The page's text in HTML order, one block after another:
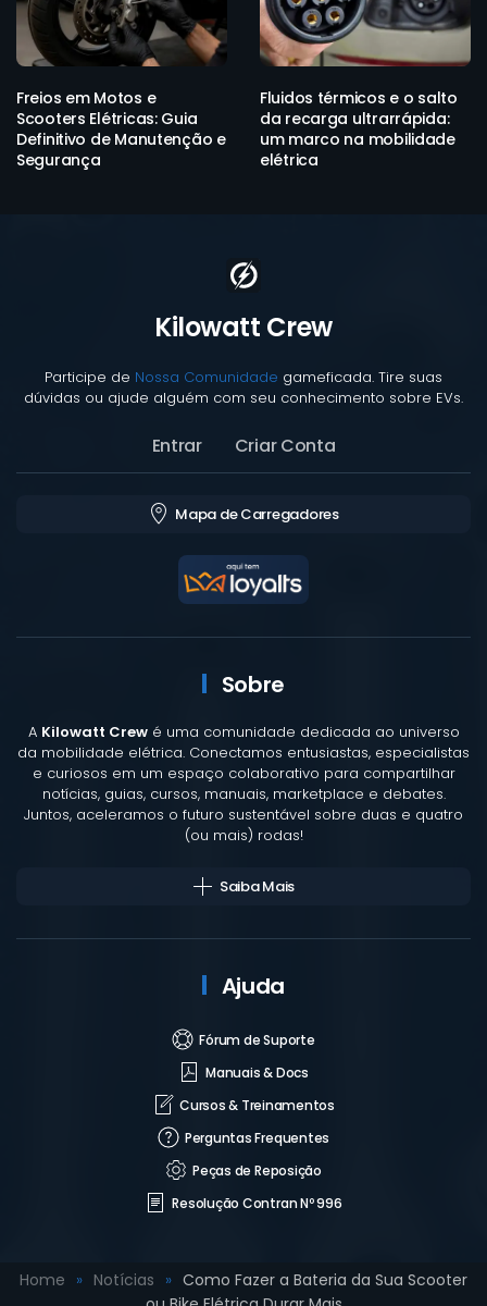
Freios em Motos e
Scooters Elétricas: Guia
Definitivo de Manutenção e
Segurança
Fluidos térmicos e o salto
da recarga ultrarrápida:
um marco na mobilidade
elétrica
Kilowatt Crew
Participe de Nossa Comunidade gameficada. Tire suas
dúvidas ou ajude alguém com seu conhecimento sobre EVs.
Entrar Criar Conta
Mapa de Carregadores
Sobre
A Kilowatt Crewé uma comunidade dedicada ao universo
da mobilidade elétrica. Conectamos entusiastas, especialistas
e curiosos em um espaço colaborativo para compartilhar
notícias, guias, cursos, manuais, marketplace e debates.
Juntos, aceleramos o futuro sustentável sobre duas e quatro
(ou mais) rodas!
Saiba Mais
Ajuda
Fórum de Suporte
Manuais & Docs
Cursos & Treinamentos
Perguntas Frequentes
Peças de Reposição
Resolução Contran Nº 996
Home Notícias
Como Fazer a Bateria da Sua Scooter